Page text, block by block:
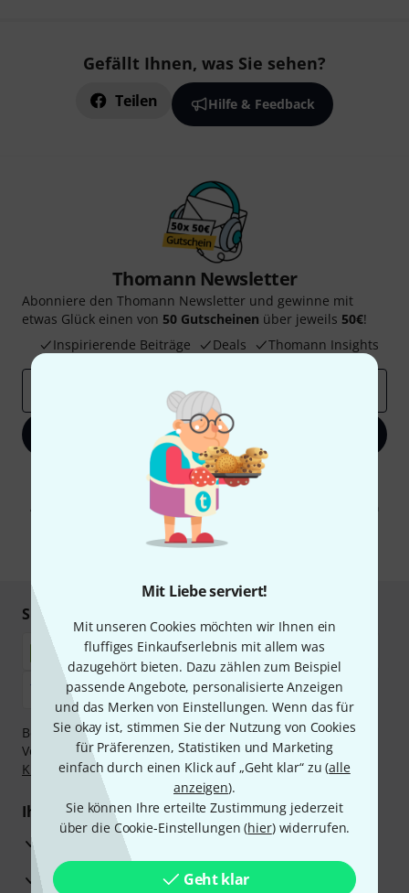
Mit Liebe serviert!
Mit unseren Cookies möchten wir Ihnen ein
fluffiges Einkaufserlebnis mit allem was
dazugehört bieten. Dazu zählen zum Beispiel
passende Angebote, personalisierte Anzeigen
und das Merken von Einstellungen. Wenn das für
Sie okay ist, stimmen Sie der Nutzung von Cookies
für Präferenzen, Statistiken und Marketing
einfach durch einen Klick auf „Geht klar“ zu (alle
anzeigen).
Sie können Ihre erteilte Zustimmung jederzeit
über die Cookie-Einstellungen (hier) widerrufen.
Geht klar
Gefällt Ihnen, was Sie sehen?
Teilen Hilfe & Feedback
Thomann Newsletter
Abonniere den Thomann Newsletter und gewinne mit
etwas Glück einen von 50 Gutscheinen über jeweils 50€!
Inspirierende Beiträge
Deals Thomann Insights
Jetzt anmelden
Mit Klick auf „Jetzt anmelden“ stimmen Sie dem Erhalt von E-Mail-
Werbung und einer Messung des E-Mail-Nutzungsverhaltens zu. Die
Abmeldung ist jederzeit möglich. Weitere Informationen finden Sie in
unserenDatenschutzhinweisen
* Pflichtfeld
Sicher einkaufen & bezahlen
Bezahlen Sie vertraulich und sicher per Nachnahme,
Vorkasse, PayPal, Amazon Pay,Klarna Sofort bezahlen
Klarna Ratenzahlungoder Kreditkarte.
Ihre Vorteile
3 Jahre Thomann Garantie
30 Tage Money-Back-Garantie